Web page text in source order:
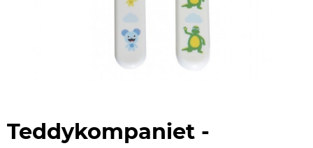
Teddykompaniet -